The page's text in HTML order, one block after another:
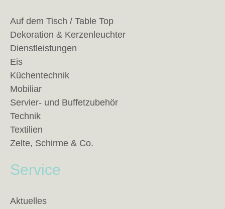
Auf dem Tisch / Table Top
Dekoration & Kerzenleuchter
Dienstleistungen
Eis
Küchentechnik
Mobiliar
Servier- und Buffetzubehör
Technik
Textilien
Zelte, Schirme & Co.
Service
Aktuelles